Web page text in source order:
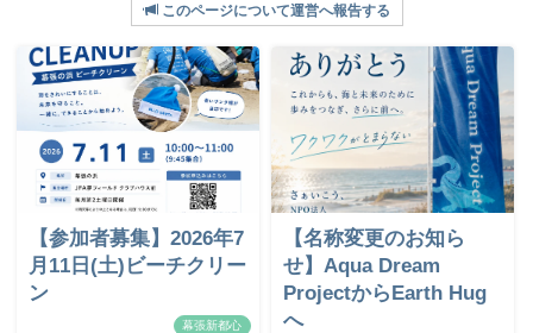
このページについて運営へ報告する
【参加者募集】2026年7
月11日(土)ビーチクリー
ン
幕張新都心
【名称変更のお知ら
せ】Aqua Dream
ProjectからEarth Hug
へ